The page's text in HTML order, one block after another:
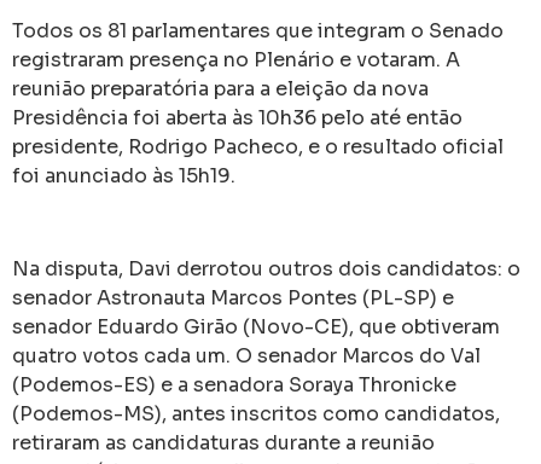
Todos os 81 parlamentares que integram o Senado
registraram presença no Plenário e votaram. A
reunião preparatória para a eleição da nova
Presidência foi aberta às 10h36 pelo até então
presidente, Rodrigo Pacheco, e o resultado oficial
foi anunciado às 15h19.
Na disputa, Davi derrotou outros dois candidatos: o
senador Astronauta Marcos Pontes (PL-SP) e
senador Eduardo Girão (Novo-CE), que obtiveram
quatro votos cada um. O senador Marcos do Val
(Podemos-ES) e a senadora Soraya Thronicke
(Podemos-MS), antes inscritos como candidatos,
retiraram as candidaturas durante a reunião